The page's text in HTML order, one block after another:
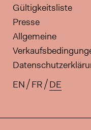
Gültigkeitsliste
Presse
Allgemeine
Verfügbare
EN FR DE